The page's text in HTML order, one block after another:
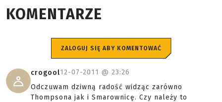
KOMENTARZE
ZALOGUJ SIĘ ABY KOMENTOWAĆ
crogool12-07-2011 @ 23:26
Odczuwam dziwną radość widząc zarówno
Thompsona jak i Smarownicę. Czy należy to